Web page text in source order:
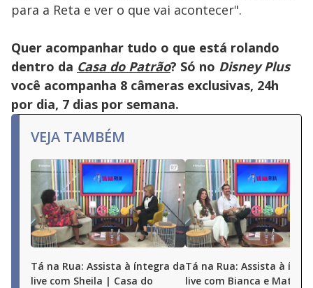
para a Reta e ver o que vai acontecer".
Quer acompanhar tudo o que está rolando
dentro da Casa do Patrão? Só no Disney Plus
você acompanha 8 câmeras exclusivas, 24h
por dia, 7 dias por semana.
VEJA TAMBÉM
Tá na Rua: Assista à íntegra da
live com Sheila | Casa do
Tá na Rua: Assista à
live com Bianca e